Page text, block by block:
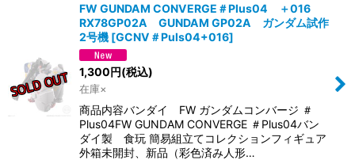
FW GUNDAM CONVERGE＃Plus04 ＋016
RX78GP02A GUNDAM GP02A ガンダム試作
2号機 [GCNV＃Puls04+016]
1,300円(税込)
在庫×
商品内容バンダイ FW ガンダムコンバージ ＃
Plus04FW GUNDAM CONVERGE ＃Plus04バン
ダイ製 食玩 簡易組立てコレクションフィギュア
外箱未開封、新品（彩色済み人形…